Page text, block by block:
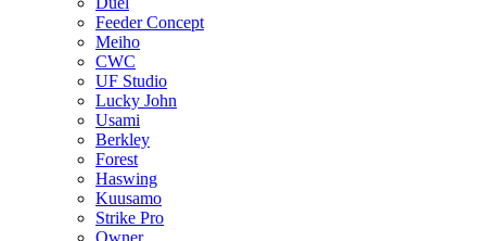
Feeder Concept
Meiho
CWC
UF Studio
Lucky John
Usami
Berkley
Forest
Haswing
Kuusamo
Strike Pro
Owner